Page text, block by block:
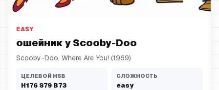
ошейник
EASY
ошейник у Scooby-Doo
Scooby-Doo, Where Are You! (1969)
ЦЕЛЕВОЙ HSB
H176 S79 B73
СЛОЖНОСТЬ
easy